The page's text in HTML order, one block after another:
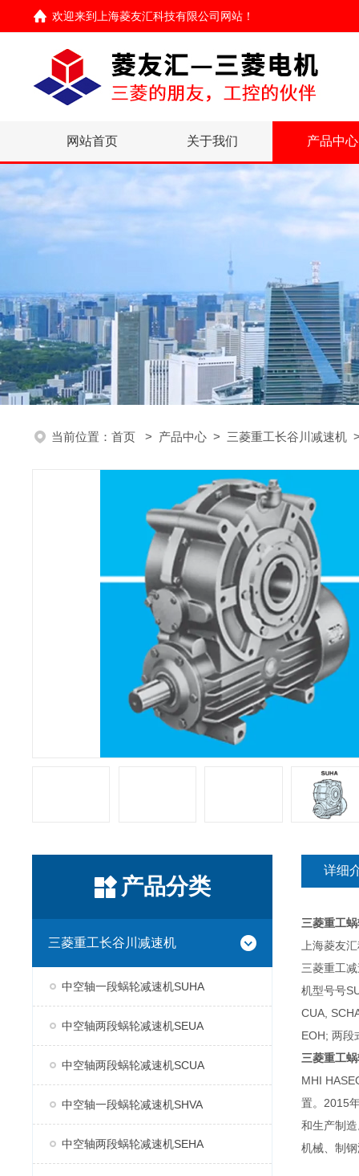
欢迎来到 上海菱友汇科技有限公司网站 ！
网站首页 关于我们 产品中心
当前位置： 首页 > 产品中心 > 三菱重工长谷川减速机
产品分类
三菱重工长谷川减速机
中空轴一段蜗轮减速机SUHA
中空轴两段蜗轮减速机SEUA
中空轴两段蜗轮减速机SCUA
中空轴一段蜗轮减速机SHVA
中空轴两段蜗轮减速机SEHA
详细
三菱重工
上海菱友
三菱重工
机型号号
CUA,
EOH; 两段
三菱重工
MHI
置。2015
和生产制
机械、制